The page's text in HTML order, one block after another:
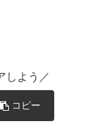
しよう／
コピー